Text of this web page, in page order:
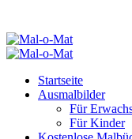
Startseite
Ausmalbilder
Für
Für Kinder